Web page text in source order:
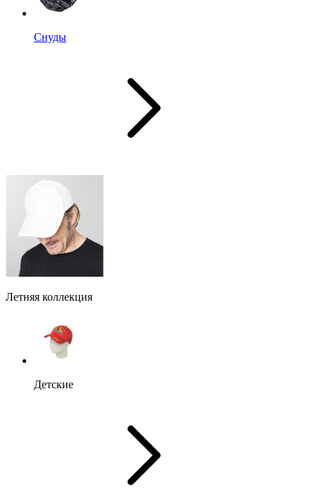
Снуды
Летняя коллекция
Детские